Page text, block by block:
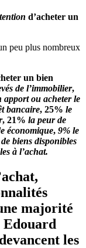
d’acheter un
peu plus nombreux
un bien
de l’immobilier,
apport ou acheter le
bancaire, 25% le
, 21% la peur de
économique, 9% le
biens disponibles
à l’achat.
majorité
Edouard
les